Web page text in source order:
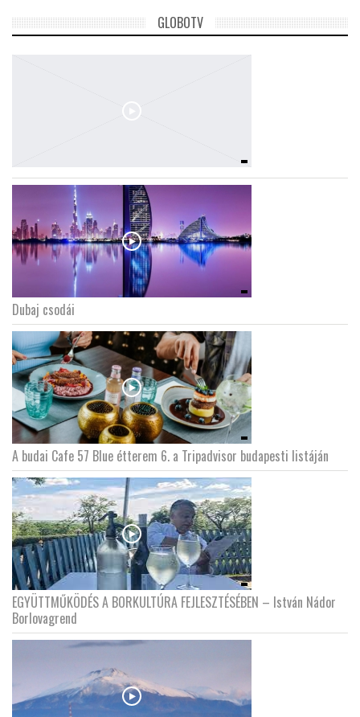
GLOBOTV
Dubaj csodái
A budai Cafe 57 Blue étterem 6. a Tripadvisor budapesti listáján
EGYÜTTMŰKÖDÉS A BORKULTÚRA FEJLESZTÉSÉBEN – István Nádor
Borlovagrend